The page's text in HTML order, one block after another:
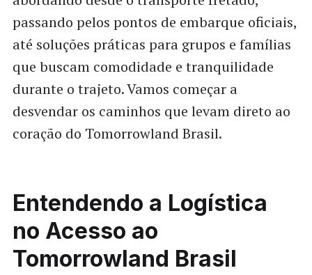
passando pelos pontos de embarque oficiais,
até soluções práticas para grupos e famílias
que buscam comodidade e tranquilidade
durante o trajeto. Vamos começar a
desvendar os caminhos que levam direto ao
coração do Tomorrowland Brasil.
Entendendo a Logística
no Acesso ao
Tomorrowland Brasil